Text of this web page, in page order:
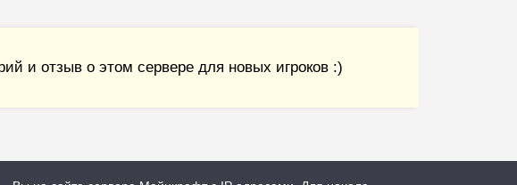
и отзыв о этом сервере для новых игроков :)